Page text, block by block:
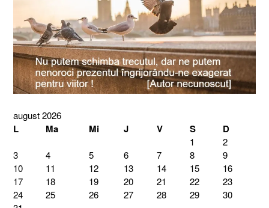
august 2026
L Ma Mi J V S D
1
2
3
4 5 6 7 8
9
10
11 12 13 14 15
16
17
18 19 20 21 22
23
24
25 26 27 28 29
30